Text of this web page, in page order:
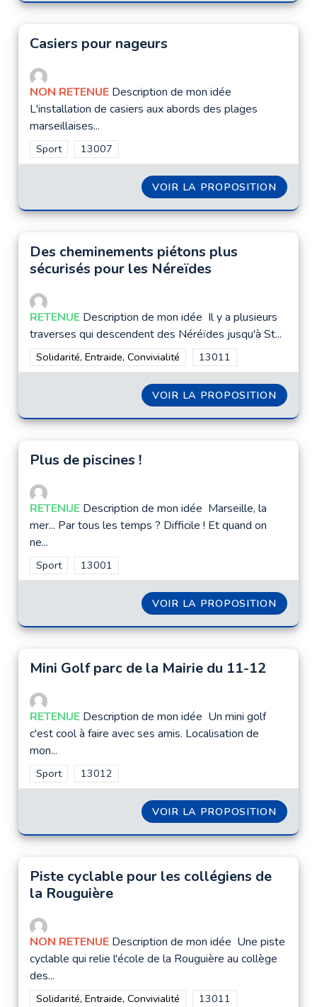
Casiers pour nageurs
NON RETENUE Description de mon idée
L'installation de casiers aux abords des plages
marseillaises...
Filtrer les résultats de la catégorie : Sport
Sport Filtrer les résultats pour le secteur : 13007
13007
VOIR LA PROPOSITION
Des cheminements piétons plus
sécurisés pour les Néreïdes
RETENUE Description de mon idée Il y a plusieurs
traverses qui descendent des Néréïdes jusqu'à St...
Filtrer les résultats de la catégorie : Solidarité, Entraide,
Solidarité, Entraide, Convivialité Filtrer les résultats pour
13011
VOIR LA PROPOSITION DES
Plus de piscines !
RETENUE Description de mon idée Marseille, la
mer... Par tous les temps ? Difficile ! Et quand on
ne...
Filtrer les résultats de la catégorie : Sport
Sport Filtrer les résultats pour le secteur : 13001
13001
VOIR LA PROPOSITION PLUS
Mini Golf parc de la Mairie du 11-12
RETENUE Description de mon idée Un mini golf
c'est cool à faire avec ses amis. Localisation de
mon...
Filtrer les résultats de la catégorie : Sport
Sport Filtrer les résultats pour le secteur : 13012
13012
VOIR LA PROPOSITION MINI
Piste cyclable pour les collégiens de
la Rouguière
NON RETENUE Description de mon idée Une piste
cyclable qui relie l'école de la Rouguière au collège
des...
Filtrer les résultats de la catégorie : Solidarité, Entraide,
Solidarité, Entraide, Convivialité Filtrer les résultats pour
13011